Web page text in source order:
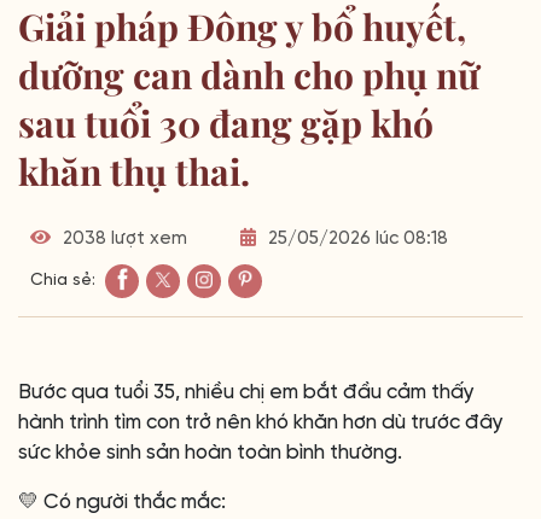
Giải pháp Đông y bổ huyết,
dưỡng can dành cho phụ nữ
sau tuổi 30 đang gặp khó
khăn thụ thai.
2038 lượt xem 25/05/2026 lúc 08:18
Chia sẻ:
Bước qua tuổi 35, nhiều chị em bắt đầu cảm thấy
hành trình tìm con trở nên khó khăn hơn dù trước đây
sức khỏe sinh sản hoàn toàn bình thường.
💛 Có người thắc mắc: